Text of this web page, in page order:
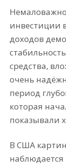
инвестиции
доходов
средства,
очень
период
которая
показывали
В США
наблюдается